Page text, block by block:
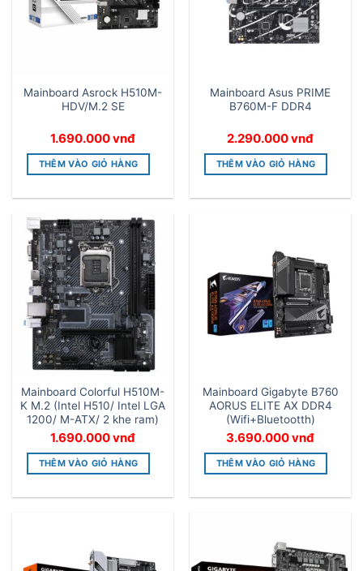
Mainboard Asrock H510M-
HDV/M.2 SE
1.690.000vnđ
THÊM VÀO GIỎ HÀNG
Mainboard Asus PRIME
B760M-F DDR4
2.290.000vnđ
THÊM VÀO GIỎ HÀNG
Mainboard Colorful H510M-
K M.2 (Intel H510/ Intel LGA
1200/ M-ATX/ 2 khe ram)
1.690.000vnđ
THÊM VÀO GIỎ HÀNG
Mainboard Gigabyte B760
AORUS ELITE AX DDR4
(Wifi+Bluetootth)
3.690.000vnđ
THÊM VÀO GIỎ HÀNG